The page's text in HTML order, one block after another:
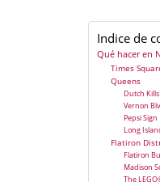
Indice de
Qué hacer en
Times
Queens
Dutch
Vernon
Pepsi Sign
Long
Flatiron
Flatiron
Madison
The